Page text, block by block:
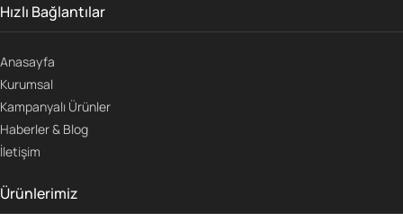
Hızlı Bağlantılar
Anasayfa
Kurumsal
Kampanyalı Ürünler
Haberler & Blog
İletişim
Ürünlerimiz